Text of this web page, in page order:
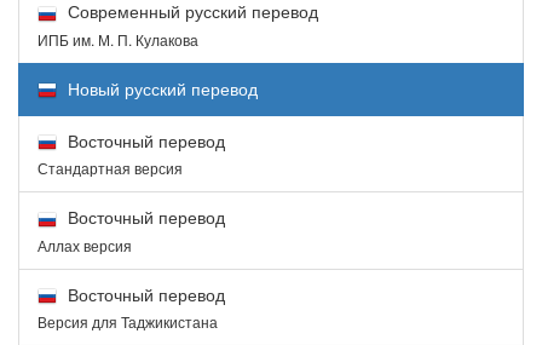
Современный русский перевод
ИПБ им. М. П. Кулакова
Новый русский перевод
Восточный перевод
Стандартная версия
Восточный перевод
Аллах версия
Восточный перевод
Версия для Таджикистана